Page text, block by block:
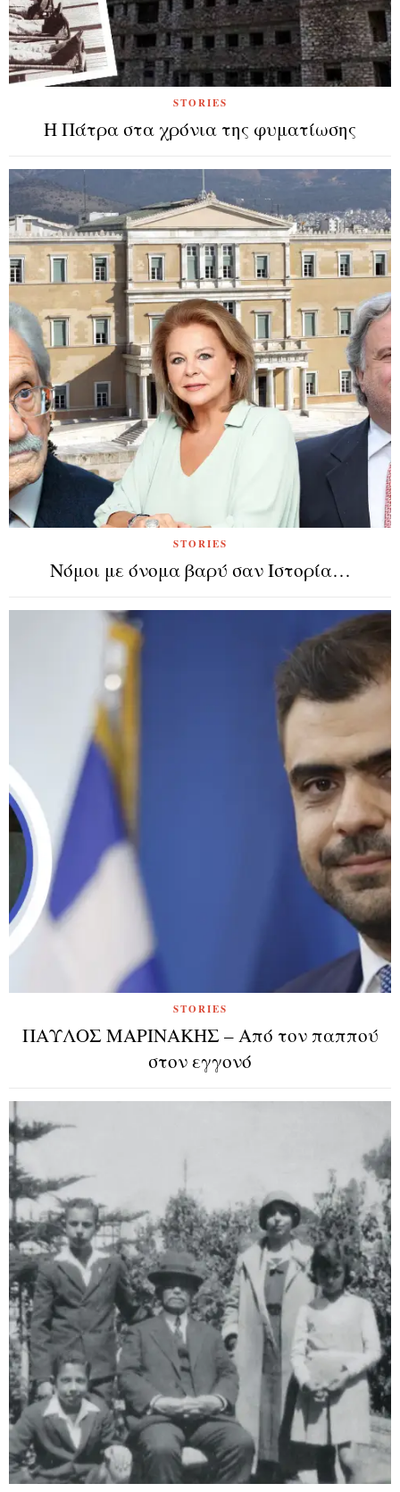
STORIES
Η Πάτρα στα χρόνια της φυματίωσης
STORIES
Νόμοι με όνομα βαρύ σαν Ιστορία…
STORIES
ΠΑΥΛΟΣ ΜΑΡΙΝΑΚΗΣ – Από τον παππού
στον εγγονό